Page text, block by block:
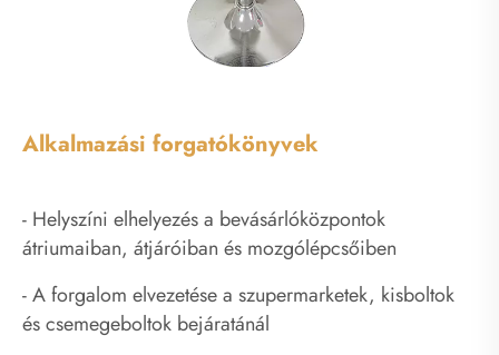
Alkalmazási forgatókönyvek
- Helyszíni elhelyezés a bevásárlóközpontok
átriumaiban, átjáróiban és mozgólépcsőiben
- A forgalom elvezetése a szupermarketek, kisboltok
és csemegeboltok bejáratánál